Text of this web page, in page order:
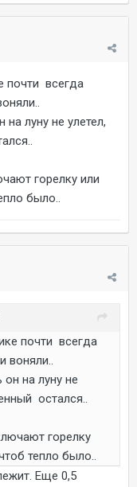
почти всегда
луну не улетел,
горелку или
было..
почти всегда
воняли..
на луну не
остался..
горелку
тепло было..
Еще 0,5